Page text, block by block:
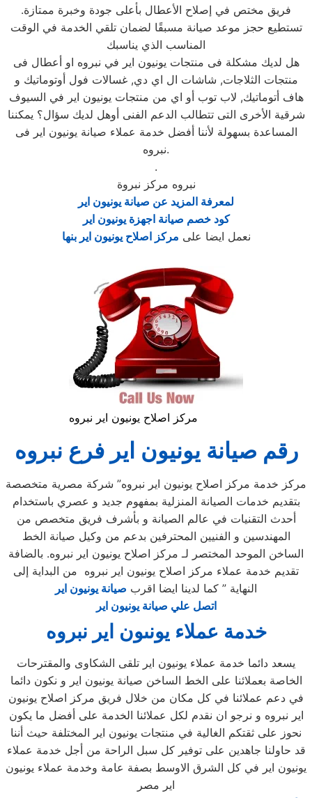
فريق مختص في إصلاح الأعطال بأعلى جودة وخبرة ممتازة.
تستطيع حجز موعد صيانة مسبقًا لضمان تلقي الخدمة في الوقت
المناسب الذي يناسبك
هل لديك مشكلة فى منتجات يونيون اير في نبروه او أعطال فى
منتجات الثلاجات, شاشات ال اي دي, غسالات فول أوتوماتيك و
هاف أتوماتيك, لاب توب أو اي من منتجات يونيون اير في السيوف
شرقية الأخرى التى تتطالب الدعم الفنى أوهل لديك سؤال؟ يمكننا
المساعدة بسهولة لأننا أفضل خدمة عملاء صيانة يونيون اير فى
نبروه.
.
نبروه مركز نبروة
لمعرفة المزيد عن صيانة يونيون اير
كود خصم صيانة اجهزة يونيون اير
نعمل ايضا على مركز اصلاح يونيون اير بنها
مركز اصلاح يونيون اير نبروه
رقم صيانة يونيون اير فرع نبروه
مركز خدمة مركز اصلاح يونيون اير نبروه” شركة مصرية متخصصة
بتقديم خدمات الصيانة المنزلية بمفهوم جديد و عصري باستخدام
أحدث التقنيات في عالم الصيانة و بأشرف فريق متخصص من
المهندسين و الفنيين المحترفين بدعم من وكيل صيانة الخط
الساخن الموحد المختصر لـ مركز اصلاح يونيون اير نبروه. بالضافة
تقديم خدمة عملاء مركز اصلاح يونيون اير نبروه من البداية إلى
النهاية ” كما لدينا ايضا اقرب صيانة يونيون اير
اتصل علي صيانة يونيون اير
خدمة عملاء يونىون اير نبروه
يسعد دائما خدمة عملاء يونيون اير تلقى الشكاوى والمقترحات
الخاصة بعملائنا على الخط الساخن صيانة يونيون اير و نكون دائما
في دعم عملائنا في كل مكان من خلال فريق مركز اصلاح يونيون
اير نبروه و نرجو ان نقدم لكل عملائنا الخدمة على أفضل ما يكون
نحوز على ثقتكم الغالية في منتجات يونيون اير المختلفة حيث أننا
قد حاولنا جاهدين على توفير كل سبل الراحة من أجل خدمة عملاء
يونيون اير في كل الشرق الاوسط بصفة عامة وخدمة عملاء يونيون
اير مصر